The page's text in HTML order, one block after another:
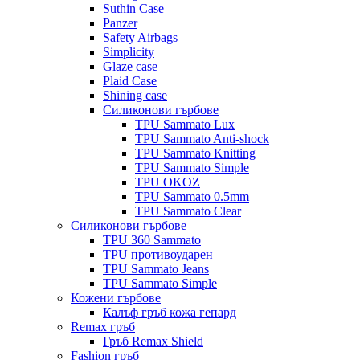
Suthin Case
Panzer
Safety Airbags
Simplicity
Glaze case
Plaid Case
Shining case
Силиконови гърбове
TPU Sammato Lux
TPU Sammato Anti-shock
TPU Sammato Knitting
TPU Sammato Simple
TPU OKOZ
TPU Sammato 0.5mm
TPU Sammato Clear
Силиконови гърбове
TPU 360 Sammato
TPU противоударен
TPU Sammato Jeans
TPU Sammato Simple
Кожени гърбове
Калъф гръб кожа гепард
Remax гръб
Гръб Remax Shield
Fashion гръб